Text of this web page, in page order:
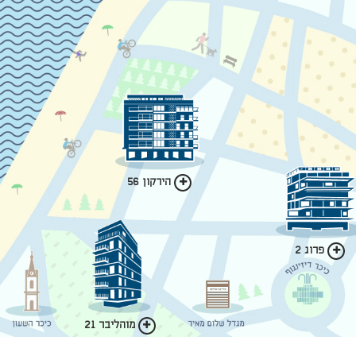
הירקון 56
פרוג 2
מוהליבר 21